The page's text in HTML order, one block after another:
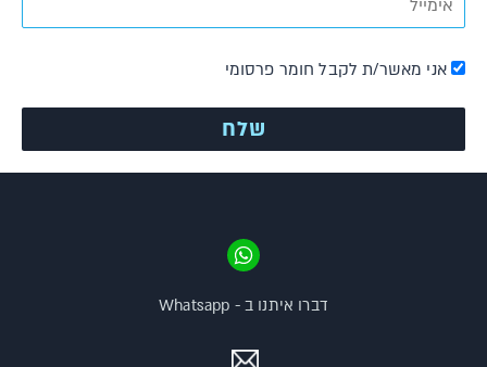
אני מאשר/ת לקבל חומר פרסומי
דברו איתנו ב - Whatsapp